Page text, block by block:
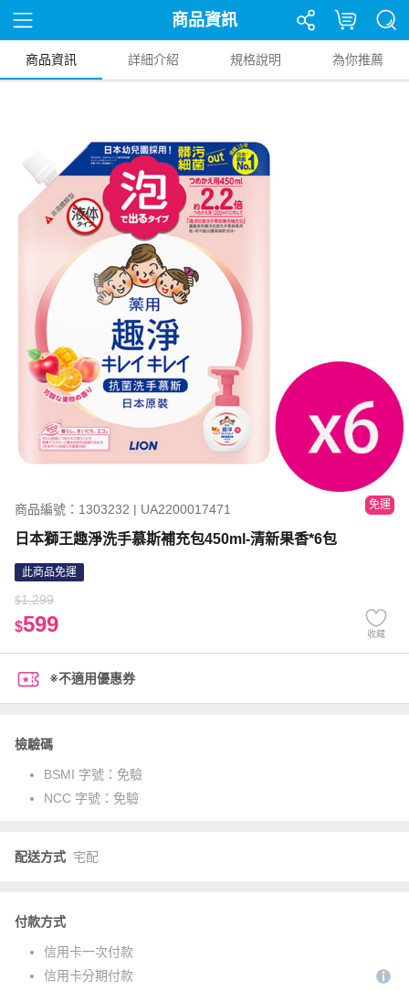
商品資訊
商品資訊 詳細介紹 規格說明 為你推薦
商品編號：1303232 | UA2200017471 免運
日本獅王趣淨洗手慕斯補充包450ml-清新果香*6包
此商品免運
$1,299
$599 收藏
※不適用優惠券
檢驗碼
BSMI 字號： 免驗
NCC 字號： 免驗
配送方式 宅配
付款方式
信用卡一次付款
信用卡分期付款